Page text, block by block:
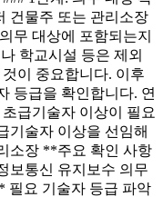
건물주 또는 관리소장
무 대상에 포함되는지
학교시설 등은 제외
이 중요합니다. 이후
등급을 확인합니다. 연
급기술자 이상이 필요
기술자 이상을 선임해
소장 **주요 확인 사항
보통신 유지보수 의무
필요 기술자 등급 파악